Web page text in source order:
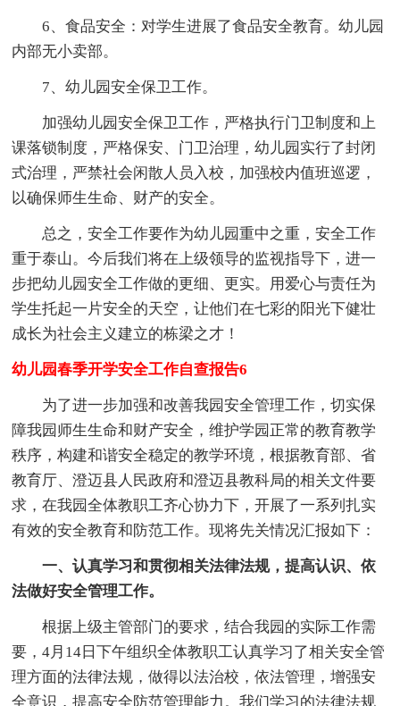
6、食品安全：对学生进展了食品安全教育。幼儿园
内部无小卖部。
7、幼儿园安全保卫工作。
加强幼儿园安全保卫工作，严格执行门卫制度和上
课落锁制度，严格保安、门卫治理，幼儿园实行了封闭
式治理，严禁社会闲散人员入校，加强校内值班巡逻，
以确保师生生命、财产的安全。
总之，安全工作要作为幼儿园重中之重，安全工作
重于泰山。今后我们将在上级领导的监视指导下，进一
步把幼儿园安全工作做的更细、更实。用爱心与责任为
学生托起一片安全的天空，让他们在七彩的阳光下健壮
成长为社会主义建立的栋梁之才！
幼儿园春季开学安全工作自查报告6
为了进一步加强和改善我园安全管理工作，切实保
障我园师生生命和财产安全，维护学园正常的教育教学
秩序，构建和谐安全稳定的教学环境，根据教育部、省
教育厅、澄迈县人民政府和澄迈县教科局的相关文件要
求，在我园全体教职工齐心协力下，开展了一系列扎实
有效的安全教育和防范工作。现将先关情况汇报如下：
一、认真学习和贯彻相关法律法规，提高认识、依
法做好安全管理工作。
根据上级主管部门的要求，结合我园的实际工作需
要，4月14日下午组织全体教职工认真学习了相关安全管
理方面的法律法规，做得以法治校，依法管理，增强安
全意识，提高安全防范管理能力。我们学习的法律法规